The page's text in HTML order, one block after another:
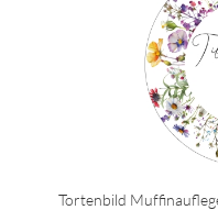
Tortenbild